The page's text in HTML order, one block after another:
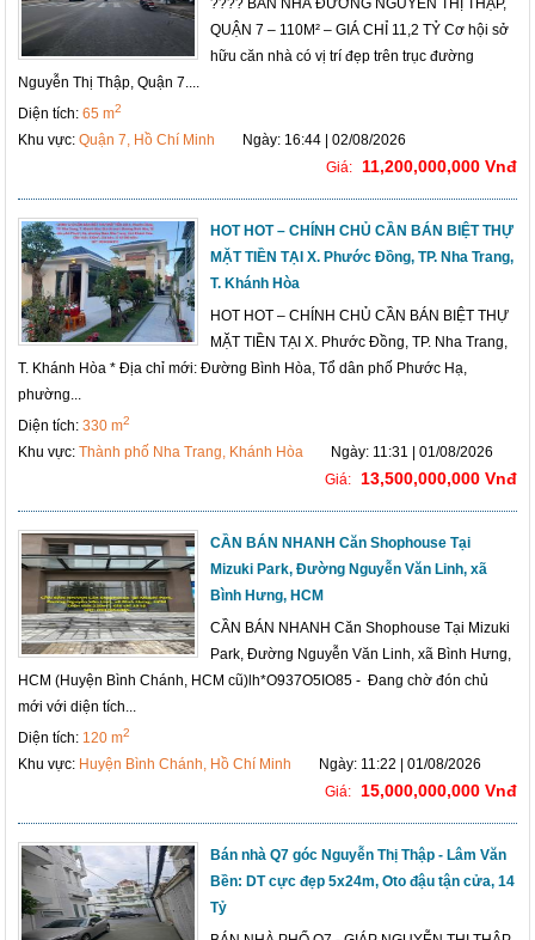
???? BÁN NHÀ ĐƯỜNG NGUYỄN THỊ THẬP,
QUẬN 7 – 110M² – GIÁ CHỈ 11,2 TỶ Cơ hội sở
hữu căn nhà có vị trí đẹp trên trục đường
Nguyễn Thị Thập, Quận 7....
Diện tích:65 m2
Khu vực:Quận 7, Hồ Chí Minh
Ngày: 16:44 | 02/08/2026
Giá:
11,200,000,000 Vnđ
HOT HOT – CHÍNH CHỦ CẦN BÁN BIỆT THỰ
MẶT TIỀN TẠI X. Phước Đồng, TP. Nha Trang,
T. Khánh Hòa
HOT HOT – CHÍNH CHỦ CẦN BÁN BIỆT THỰ
MẶT TIỀN TẠI X. Phước Đồng, TP. Nha Trang,
T. Khánh Hòa * Địa chỉ mới: Đường Bình Hòa, Tổ dân phố Phước Hạ,
phường...
Diện tích:330 m2
Khu vực:Thành phố Nha Trang, Khánh Hòa
Ngày: 11:31 | 01/08/2026
Giá:
13,500,000,000 Vnđ
CẦN BÁN NHANH Căn Shophouse Tại
Mizuki Park, Đường Nguyễn Văn Linh, xã
Bình Hưng, HCM
CẦN BÁN NHANH Căn Shophouse Tại Mizuki
Park, Đường Nguyễn Văn Linh, xã Bình Hưng,
HCM (Huyện Bình Chánh, HCM cũ)lh*O937O5IO85 - Đang chờ đón chủ
mới với diện tích...
Diện tích: 120 m2
Khu vực: Huyện Bình Chánh, Hồ Chí Minh
Ngày: 11:22 | 01/08/2026
Giá:
15,000,000,000 Vnđ
Bán nhà Q7 góc Nguyễn Thị Thập - Lâm Văn
Bền: DT cực đẹp 5x24m, Oto đậu tận cửa, 14
Tỷ